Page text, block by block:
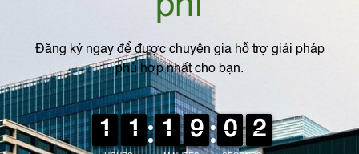
5. Một số lưu ý khi sử dụng nhựa PP